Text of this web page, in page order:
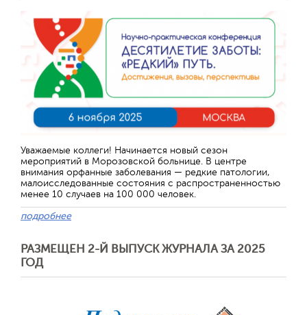
Уважаемые коллеги! Начинается новый сезон
мероприятий в Морозовской больнице. В центре
внимания орфанные заболевания — редкие патологии,
малоисследованные состояния с распространенностью
менее 10 случаев на 100 000 человек.
подробнее
РАЗМЕЩЕН 2-Й ВЫПУСК ЖУРНАЛА ЗА 2025
ГОД